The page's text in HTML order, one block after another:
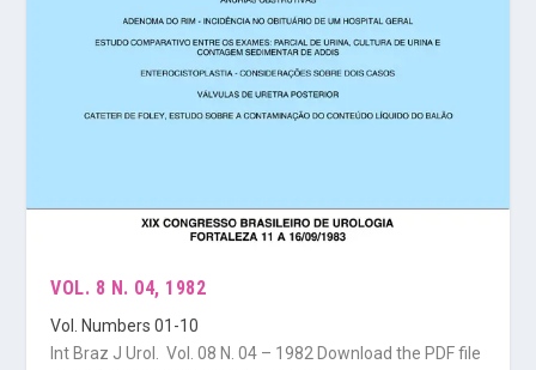
VOL. 8 N. 04, 1982
Vol. Numbers 01-10
Int Braz J Urol. Vol. 08 N. 04 – 1982 Download the PDF file